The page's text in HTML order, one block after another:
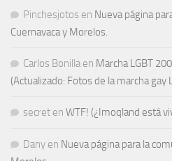
Pinchesjotos en Nueva página
Cuernavaca y Morelos.
Carlos Bonilla en Marcha LGBT
(Actualizado: Fotos de la marcha gay
secret en WTF! (¿Imoqland está
Dany en Nueva página para la